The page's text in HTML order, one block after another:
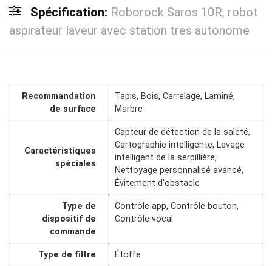
Spécification: Roborock Saros 10R, robot
aspirateur laveur avec station tres autonome
Recommandation
de surface
Tapis, Bois, Carrelage, Laminé,
Marbre
Caractéristiques
spéciales
Capteur de détection de la saleté,
Cartographie intelligente, Levage
intelligent de la serpillière,
Nettoyage personnalisé avancé,
Évitement d'obstacle
Type de
dispositif de
commande
Contrôle app, Contrôle bouton,
Contrôle vocal
Type de filtre Étoffe